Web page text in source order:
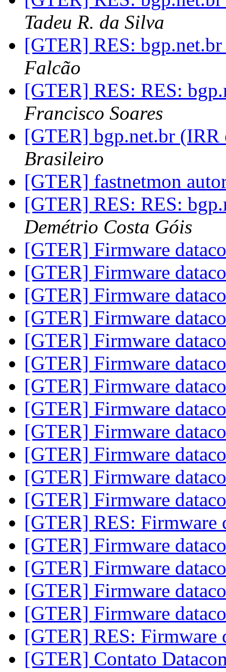
Tadeu R. da Silva
[GTER] RES:
Falcão
[GTER] RES: RES:
Francisco Soares
[GTER] bgp.net.br (IRR
Brasileiro
[GTER] fastnetmon
[GTER] RES: RES:
Demétrio Costa Góis
[GTER] Firmware
[GTER] Firmware
[GTER] Firmware
[GTER] Firmware
[GTER] Firmware
[GTER] Firmware
[GTER] Firmware
[GTER] Firmware
[GTER] Firmware
[GTER] Firmware
[GTER] Firmware
[GTER] Firmware
[GTER] RES: Firmware
[GTER] Firmware
[GTER] Firmware
[GTER] Firmware
[GTER] Firmware
[GTER] RES: Firmware
[GTER] Contato